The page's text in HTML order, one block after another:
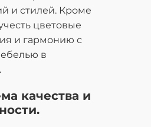
и стилей. Кроме
цветовые
и гармонию с
в
качества и